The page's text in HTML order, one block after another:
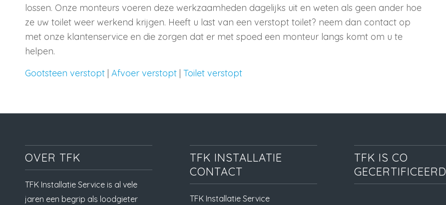
lossen. Onze monteurs voeren deze werkzaamheden dagelijks uit en weten als geen ander hoe
ze uw toilet weer werkend krijgen. Heeft u last van een verstopt toilet? neem dan contact op
met onze klantenservice en die zorgen dat er met spoed een monteur langs komt om u te
helpen.
Gootsteen verstopt | Afvoer verstopt | Toilet verstopt
OVER TFK
TFK Installatie Service is al vele
jaren een begrip als loodgieter
TFK INSTALLATIE
CONTACT
TFK Installatie Service
TFK IS CO
GECERTIFICEERD